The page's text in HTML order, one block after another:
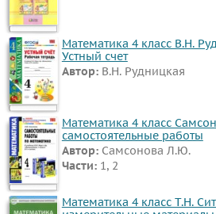
Математика 4 класс В.Н.
Устный счет
Автор: В.Н. Рудницкая
Математика 4 класс
самостоятельные работы
Автор: Самсонова Л.Ю.
Части: 1, 2
Математика 4 класс Т.Н.